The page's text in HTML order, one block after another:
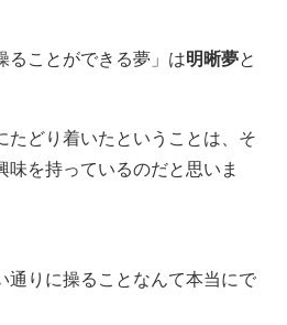
ることができる夢」は明晰夢と
たどり着いたということは、そ
味を持っているのだと思いま
通りに操ることなんて本当にで